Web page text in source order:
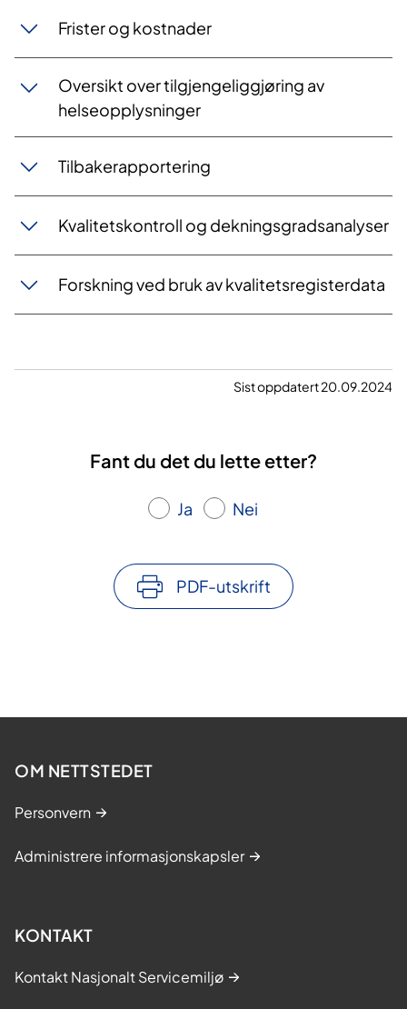
Frister og kostnader
Oversikt over tilgjengeliggjøring av
helseopplysninger
Tilbakerapportering
Kvalitetskontroll og dekningsgradsanalyser
Forskning ved bruk av kvalitetsregisterdata
Sist oppdatert 20.09.2024
Fant du det du lette etter?
Ja Nei
PDF-utskrift
OM NETTSTEDET
Personvern
Administrere informasjonskapsler
KONTAKT
Kontakt Nasjonalt Servicemiljø